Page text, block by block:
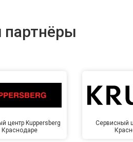
разбрызгивателя
проточного
центр Kuppersberg
Краснодаре
Сервисный